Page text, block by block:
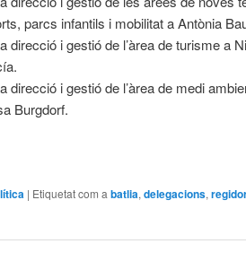
parcs infantils i mobilitat a Antònia
direcció i gestió de l’àrea de turisme a
direcció i gestió de l’àrea de medi
Burgdorf.
| Etiquetat com a batlia,delegacions,